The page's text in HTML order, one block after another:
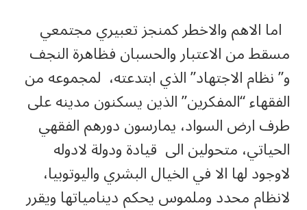
اما الاهم والاخطر كمنجز تعبيري مجتمعي
مسقط من الاعتبار والحسبان فظاهرة النجف
و” نظام الاجتهاد” الذي ابتدعته، لمجموعه من
الفقهاء “المفكرين” الذين يسكنون مدينه على
طرف ارض السواد، يمارسون دورهم الفقهي
الحياتي، متحولين الى قيادة ودولة لادوله
لاوجود لها الا في الخيال البشري واليوتوبيا،
لانظام محدد وملموس يحكم دينامياتها ويقرر